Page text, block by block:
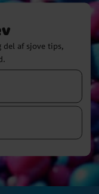
del af sjove tips,